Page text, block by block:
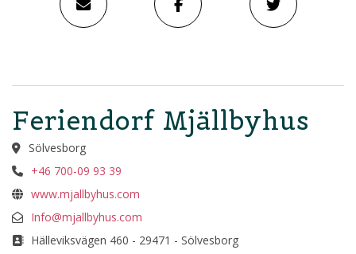
Feriendorf Mjällbyhus
Sölvesborg
+46 700-09 93 39
www.mjallbyhus.com
Info@mjallbyhus.com
Hälleviksvägen 460 - 29471 - Sölvesborg